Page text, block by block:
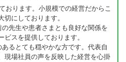
おります。小規模での経営だからこ
にしております。
先生や患者さまとも良好な関係を
スを提供しております。
るとても穏やかな方です。代表自
現場社員の声を反映した経営を心掛